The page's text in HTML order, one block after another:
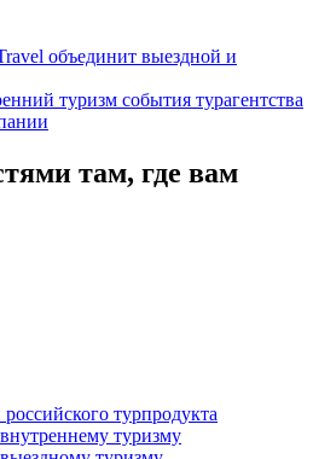
объединит выездной и
туризм события турагентства
там, где вам
турпродукта
туризму